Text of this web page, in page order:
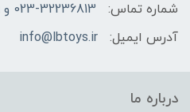
شماره تماس:
023-32236813 و 09198551429
آدرس ایمیل:
info@lbtoys.ir
درباره ما